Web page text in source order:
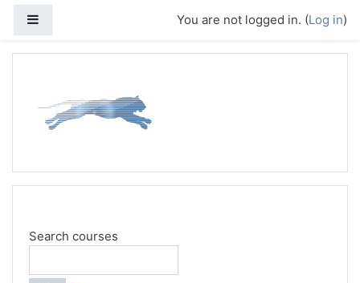
You are not logged in. (Log in)
Search courses